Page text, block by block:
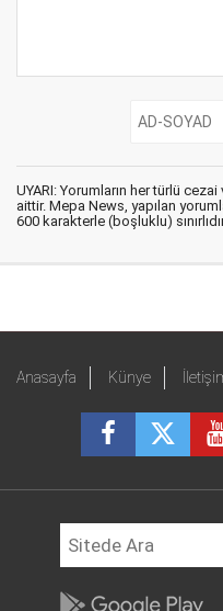
UYARI: Yorumların her türlü
aittir. Mepa News, yapılan
600 karakterle (boşluklu)
Anasayfa Künye